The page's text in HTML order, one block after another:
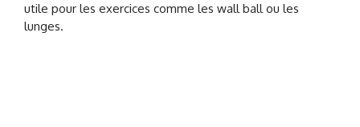
utile pour les exercices comme les wall ball ou les
lunges.